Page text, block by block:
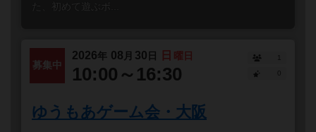
た、初めて遊ぶボ...
募集中
2026年 08 月 30 日 日 曜日
10:00～16:30
1
ゆうもあゲーム会・大阪